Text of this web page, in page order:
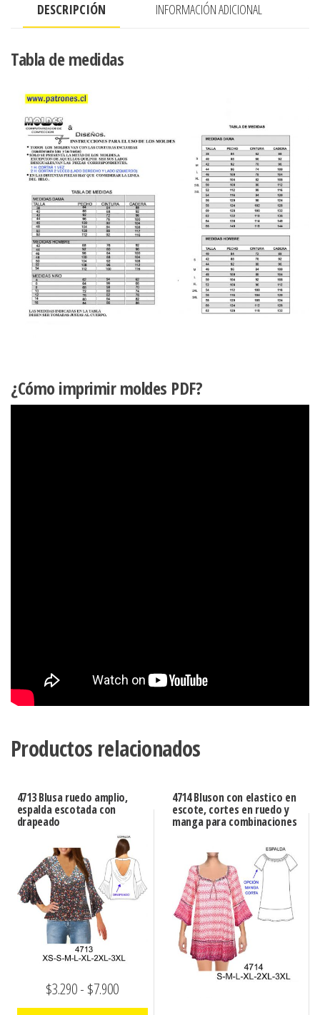
DESCRIPCIÓN INFORMACIÓN ADICIONAL
Tabla de medidas
¿Cómo imprimir moldes PDF?
Productos relacionados
4713 Blusa ruedo amplio,
espalda escotada con
drapeado
$3.290- $7.900Rango
4714 Bluson con elastico en
escote, cortes en ruedo y
manga para combinaciones